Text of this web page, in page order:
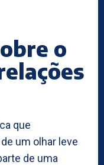
o
que
um olhar leve
de uma